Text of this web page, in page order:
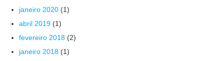
janeiro 2020 (1)
abril 2019 (1)
fevereiro 2018 (2)
janeiro 2018 (1)